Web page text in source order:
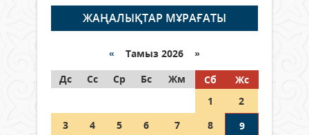
06 тамыз 2026 ж. 271
граждане Казахстана,
05 тамыз 2026 ж. 153
Шетелде жүрген Қазақстан
азаматтары қалай дауыс бере
ЖАҢАЛЫҚТАР МҰРАҒАТЫ
« Тамыз 2026 »
Дс
Сс Ср Бс Жм Сб
Жс
1
2
3
4 5 6 7 8
9